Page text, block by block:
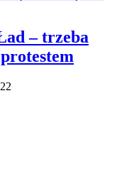
– trzeba